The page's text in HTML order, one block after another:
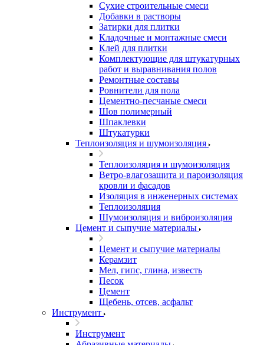
Сухие строительные смеси
Добавки в растворы
Затирки для плитки
Кладочные и монтажные смеси
Клей для плитки
Комплектующие для штукатурных
работ и выравнивания полов
Ремонтные составы
Ровнители для пола
Цементно-песчаные смеси
Шов полимерный
Шпаклевки
Штукатурки
Теплоизоляция и шумоизоляция
Теплоизоляция и шумоизоляция
Ветро-влагозащита и пароизоляция
кровли и фасадов
Изоляция в инженерных системах
Теплоизоляция
Шумоизоляция и виброизоляция
Цемент и сыпучие материалы
Цемент и сыпучие материалы
Керамзит
Мел, гипс, глина, известь
Песок
Цемент
Щебень, отсев, асфальт
Инструмент
Инструмент